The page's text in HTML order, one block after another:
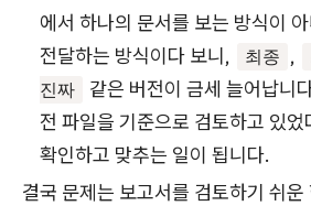
에서 하나의 문서를 보는 방식이
전달하는 방식이다 보니,
최종 ,
진짜
같은 버전이 금세 늘어납니
전 파일을 기준으로 검토하고 있
확인하고 맞추는 일이 됩니다.
결국 문제는 보고서를 검토하기 쉬